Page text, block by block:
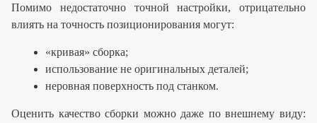
Помимо недостаточно точной настройки, отрицательно
влиять на точность позиционирования могут:
«кривая» сборка;
использование не оригинальных деталей;
неровная поверхность под станком.
Оценить качество сборки можно даже по внешнему виду: